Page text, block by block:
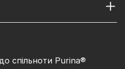
спільноти Purina®